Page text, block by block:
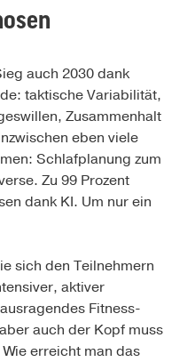
auch 2030 dank
taktische Variabilität,
Zusammenhalt
eben viele
Schlafplanung zum
Zu 99 Prozent
dank KI. Um nur ein
sich den Teilnehmern
aktiver
Fitness-
auch der Kopf muss
erreicht man das